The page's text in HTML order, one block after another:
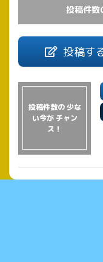
投稿件数
投稿す
投稿件数の 少な
い今が チャン
ス！